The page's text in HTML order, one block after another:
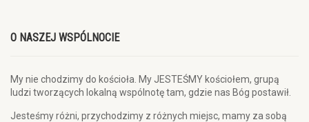
O NASZEJ WSPÓLNOCIE
My nie chodzimy do kościoła. My JESTEŚMY kościołem, grupą
ludzi tworzących lokalną wspólnotę tam, gdzie nas Bóg postawił.
Jesteśmy różni, przychodzimy z różnych miejsc, mamy za sobą